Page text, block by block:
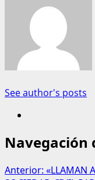
See author's posts
Navegación
Anterior: «LLAMAN